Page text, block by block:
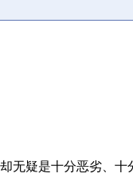
无疑是十分恶劣、